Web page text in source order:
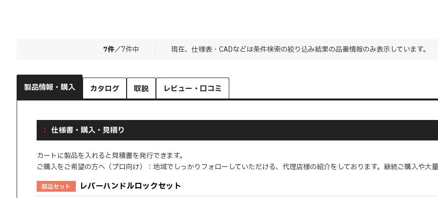
7件／7件中 現在、仕様表・CADなどは条件検索の絞り込み結果の品番情報のみ表示しています。
製品情報・購入 カタログ 取説 レビュー・口コミ
仕様書・購入・見積り
カートに製品を入れると見積書を発行できます。
ご購入をご希望の方へ（プロ向け）：地域でしっかりフォローしていただける、代理店様の紹介をしております。継続ご購入や大
部品セット レバーハンドルロックセット